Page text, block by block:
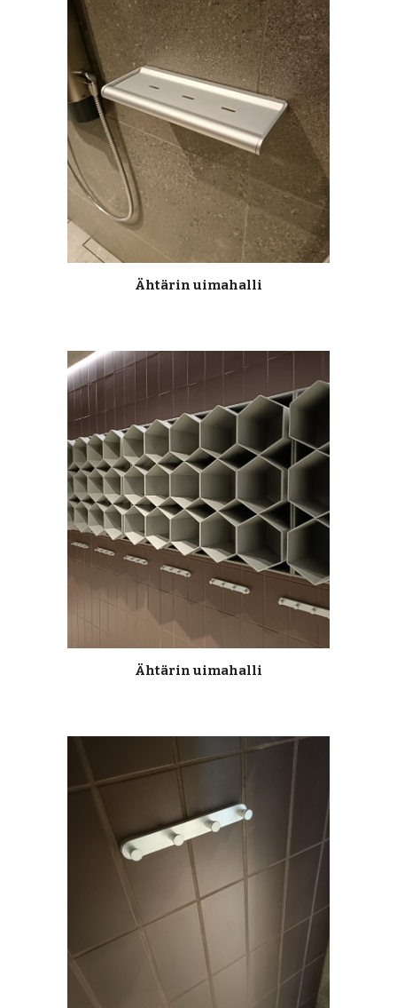
Ähtärin uimahalli
Ähtärin uimahalli